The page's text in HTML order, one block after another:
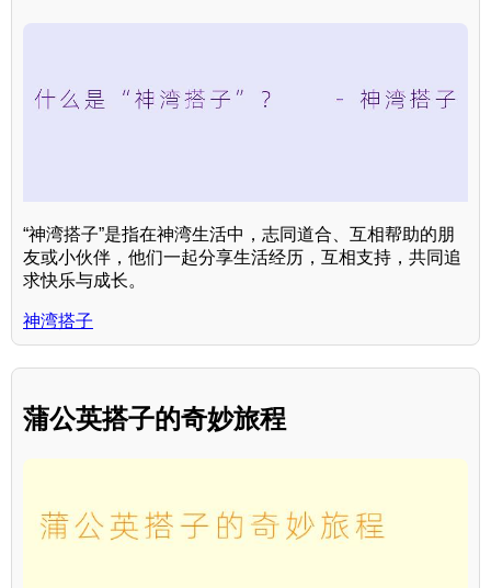
“神湾搭子”是指在神湾生活中，志同道合、互相帮助的朋
友或小伙伴，他们一起分享生活经历，互相支持，共同追
求快乐与成长。
神湾搭子
蒲公英搭子的奇妙旅程